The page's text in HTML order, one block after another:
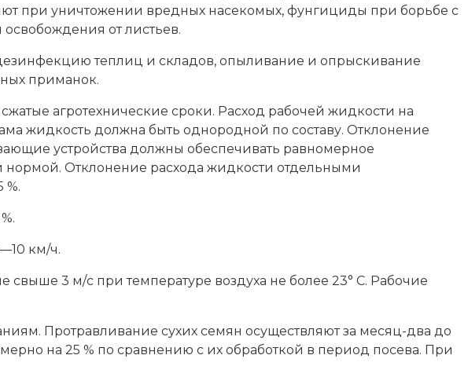
при уничтожении вредных насекомых, фунгициды при борьбе с
от листьев.
теплиц и складов, опыливание и опрыскивание
приманок.
агротехнические сроки. Расход рабочей жидкости на
жидкость должна быть однородной по составу. Отклонение
устройства должны обеспечивать равномерное
Отклонение расхода жидкости отдельными
%.
км/ч.
3 м/с при температуре воздуха не более 23° С. Рабочие
Протравливание сухих семян осуществляют за месяц-два до
на 25 % по сравнению с их обработкой в период посева. При